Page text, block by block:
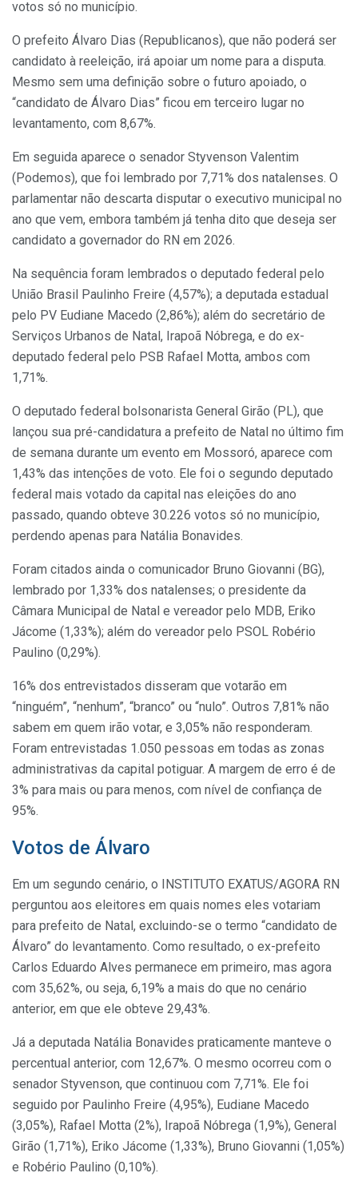
votos só no município.
O prefeito Álvaro Dias (Republicanos), que não poderá ser
candidato à reeleição, irá apoiar um nome para a disputa.
Mesmo sem uma definição sobre o futuro apoiado, o
“candidato de Álvaro Dias” ficou em terceiro lugar no
levantamento, com 8,67%.
Em seguida aparece o senador Styvenson Valentim
(Podemos), que foi lembrado por 7,71% dos natalenses. O
parlamentar não descarta disputar o executivo municipal no
ano que vem, embora também já tenha dito que deseja ser
candidato a governador do RN em 2026.
Na sequência foram lembrados o deputado federal pelo
União Brasil Paulinho Freire (4,57%); a deputada estadual
pelo PV Eudiane Macedo (2,86%); além do secretário de
Serviços Urbanos de Natal, Irapoã Nóbrega, e do ex-
deputado federal pelo PSB Rafael Motta, ambos com
1,71%.
O deputado federal bolsonarista General Girão (PL), que
lançou sua pré-candidatura a prefeito de Natal no último fim
de semana durante um evento em Mossoró, aparece com
1,43% das intenções de voto. Ele foi o segundo deputado
federal mais votado da capital nas eleições do ano
passado, quando obteve 30.226 votos só no município,
perdendo apenas para Natália Bonavides.
Foram citados ainda o comunicador Bruno Giovanni (BG),
lembrado por 1,33% dos natalenses; o presidente da
Câmara Municipal de Natal e vereador pelo MDB, Eriko
Jácome (1,33%); além do vereador pelo PSOL Robério
Paulino (0,29%).
16% dos entrevistados disseram que votarão em
“ninguém”, “nenhum”, “branco” ou “nulo”. Outros 7,81% não
sabem em quem irão votar, e 3,05% não responderam.
Foram entrevistadas 1.050 pessoas em todas as zonas
administrativas da capital potiguar. A margem de erro é de
3% para mais ou para menos, com nível de confiança de
95%.
Votos de Álvaro
Em um segundo cenário, o INSTITUTO EXATUS/AGORA RN
perguntou aos eleitores em quais nomes eles votariam
para prefeito de Natal, excluindo-se o termo “candidato de
Álvaro” do levantamento. Como resultado, o ex-prefeito
Carlos Eduardo Alves permanece em primeiro, mas agora
com 35,62%, ou seja, 6,19% a mais do que no cenário
anterior, em que ele obteve 29,43%.
Já a deputada Natália Bonavides praticamente manteve o
percentual anterior, com 12,67%. O mesmo ocorreu com o
senador Styvenson, que continuou com 7,71%. Ele foi
seguido por Paulinho Freire (4,95%), Eudiane Macedo
(3,05%), Rafael Motta (2%), Irapoã Nóbrega (1,9%), General
Girão (1,71%), Eriko Jácome (1,33%), Bruno Giovanni (1,05%)
e Robério Paulino (0,10%).